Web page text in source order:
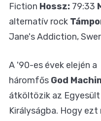
Fiction Hossz: 79:33
alternatív rock
Jane's Addiction,
A '90-es évek elején a
háromfős God
átköltözik az
Királyságba. Hogy